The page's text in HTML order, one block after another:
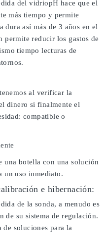
del vidriopH hace que el
más tiempo y permite
dura así más de 3 años en el
permite reducir los gastos de
tiempo lecturas de
al verificar la
dinero si finalmente el
compatible o
una botella con una solución
un uso inmediato.
e hibernación:
de la sonda, a menudo es
de su sistema de regulación.
de soluciones para la